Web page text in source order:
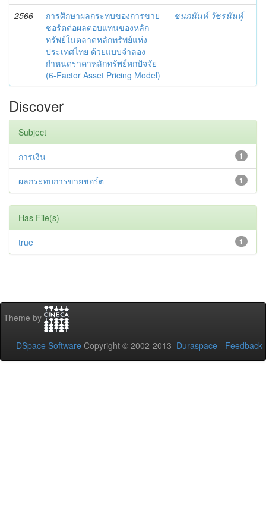
2566
การศึกษาผลกระทบของการขาย
ชอร์ตต่อผลตอบแทนของหลัก
ทรัพย์ในตลาดหลักทรัพย์แห่ง
ประเทศไทย ด้วยแบบจำลอง
กำหนดราคาหลักทรัพย์หกปัจจัย
(6-Factor Asset Pricing Model)
ชนกนันท์ วัชรนันทุ์
Discover
Subject
1
การเงิน
1
ผลกระทบการขายชอร์ต
Has File(s)
1
true
Theme by
DSpace Software Copyright © 2002-2013 Duraspace - Feedback